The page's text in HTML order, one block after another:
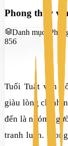
Phong thủy
Danh mục:
856
Tuổi Tuất vốn
giàu lòng chính
đến là nhóm
tranh luận.